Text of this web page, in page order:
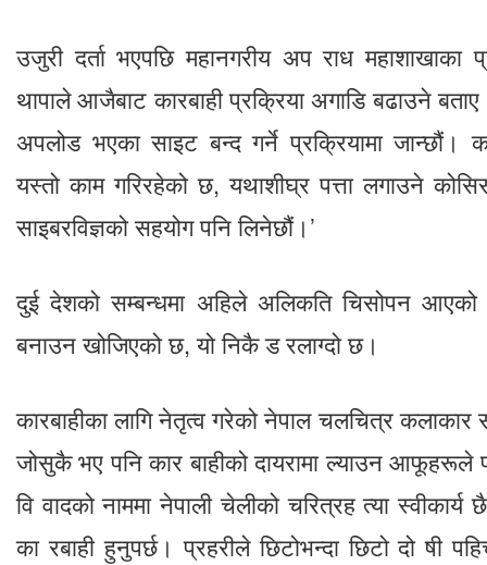
उजुरी दर्ता भएपछि महानगरीय अप राध
थापाले आजैबाट कारबाही प्रक्रिया अगाडि बढाउने
अपलोड भएका साइट बन्द गर्ने प्रक्रियामा
यस्तो काम गरिरहेको छ, यथाशीघ्र पत्ता लगाउने
साइबरविज्ञको सहयोग पनि लिनेछौं।’
दुई देशको सम्बन्धमा अहिले अलिकति चिसोपन
बनाउन खोजिएको छ, यो निकै ड रलाग्दो छ।
कारबाहीका लागि नेतृत्व गरेको नेपाल चलचित्र
जोसुकै भए पनि कार बाहीको दायरामा ल्याउन आफूहरूले
वि वादको नाममा नेपाली चेलीको चरित्रह त्या
का रबाही हुनुपर्छ। प्रहरीले छिटोभन्दा छिटो दो षी